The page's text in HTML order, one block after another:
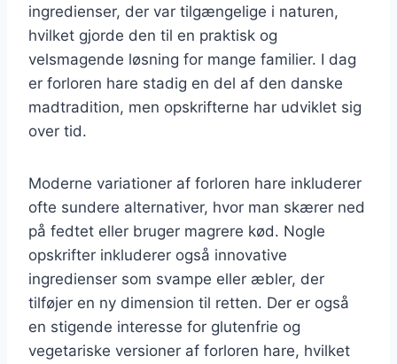
ingredienser, der var tilgængelige i naturen,
hvilket gjorde den til en praktisk og
velsmagende løsning for mange familier. I dag
er forloren hare stadig en del af den danske
madtradition, men opskrifterne har udviklet sig
over tid.
Moderne variationer af forloren hare inkluderer
ofte sundere alternativer, hvor man skærer ned
på fedtet eller bruger magrere kød. Nogle
opskrifter inkluderer også innovative
ingredienser som svampe eller æbler, der
tilføjer en ny dimension til retten. Der er også
en stigende interesse for glutenfrie og
vegetariske versioner af forloren hare, hvilket